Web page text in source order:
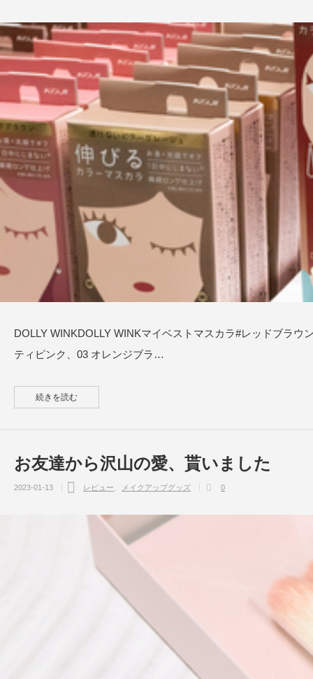
DOLLY WINKDOLLY WINKマイベストマスカラ#レッドブラ
ティピンク、03 オレンジブラ…
続きを読む
お友達から沢山の愛、貰いました
2023-01-13 レビュー メイクアップグッズ 0